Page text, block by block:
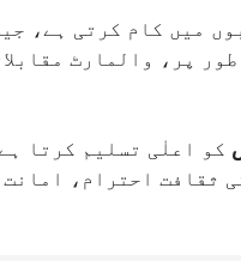
میں کام کرتی ہے،
پر، والمارٹ
کو اعلٰی تسلیم کرتا
ثقافت احترام،